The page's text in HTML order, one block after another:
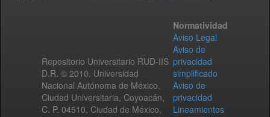
Repositorio Universitario RUD-IIS
D.R. © 2010. Universidad
Nacional Autónoma de México.
Ciudad Universitaria, Coyoacán,
C. P. 04510, Ciudad de México,
Normatividad
Aviso Legal
Aviso de
privacidad
simplificado
Aviso de
privacidad
Lineamientos